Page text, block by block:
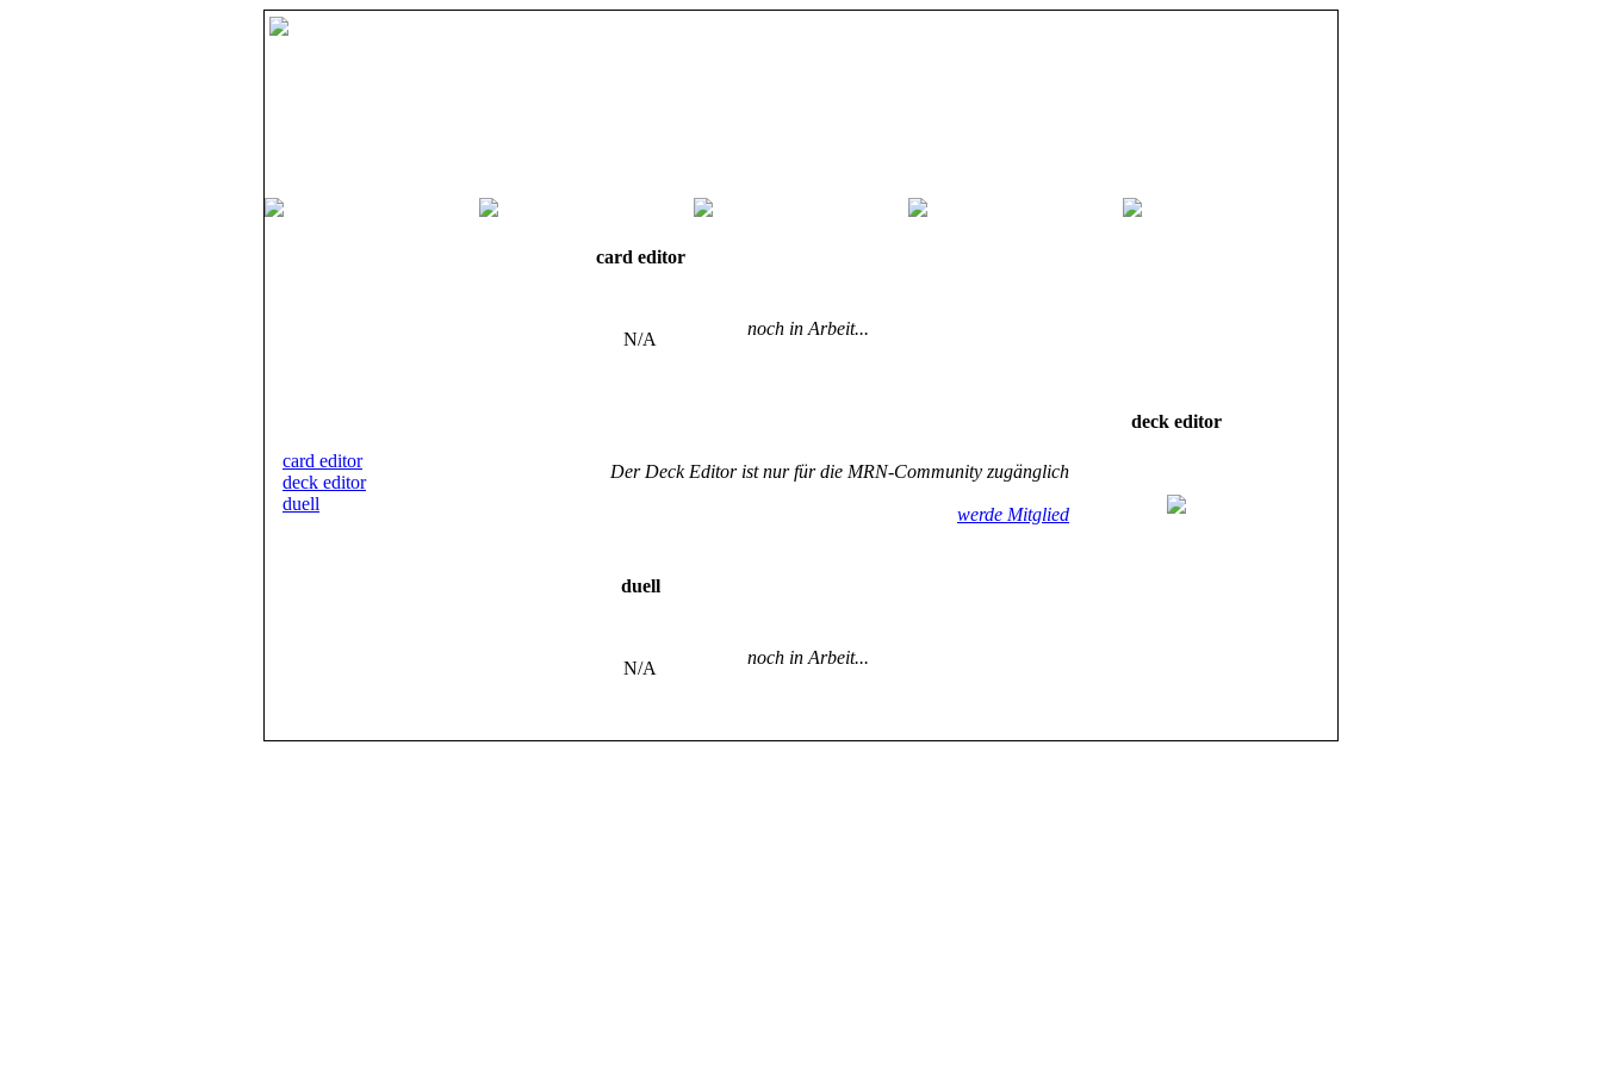
card editor
deck editor
duell
card editor
N/A
noch in Arbeit...
Der Deck Editor ist nur für die MRN-Community zugänglich
werde Mitglied
deck editor
duell
N/A
noch in Arbeit...